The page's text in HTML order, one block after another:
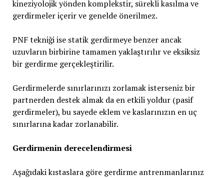
kineziyolojik yönden komplekstir, sürekli kasılma ve
gerdirmeler içerir ve genelde önerilmez.
PNF tekniği ise statik gerdirmeye benzer ancak
uzuvların birbirine tamamen yaklaştırılır ve eksiksiz
bir gerdirme gerçekleştirilir.
Gerdirmelerde sınırlarınızı zorlamak isterseniz bir
partnerden destek almak da en etkili yoldur (pasif
gerdirmeler), bu sayede eklem ve kaslarınızın en uç
sınırlarına kadar zorlanabilir.
Gerdirmenin derecelendirmesi
Aşağıdaki kıstaslara göre gerdirme antrenmanlarınız